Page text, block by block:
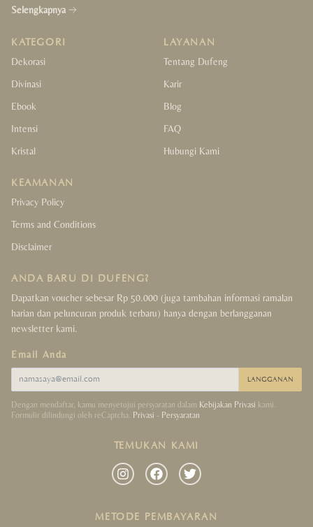
Lucky Coins Collection
Selengkapnya
KATEGORI
Dekorasi
Divinasi
Ebook
Intensi
Kristal
LAYANAN
Tentang Dufeng
Karir
Blog
FAQ
Hubungi Kami
KEAMANAN
Privacy Policy
Terms and Conditions
Disclaimer
ANDA BARU DI DUFENG?
Dapatkan voucher sebesar Rp 50.000 (juga tambahan informasi ramalan
harian dan peluncuran produk terbaru) hanya dengan berlangganan
newsletter kami.
Email Anda
LANGGANAN
Dengan mendaftar, kamu menyetujui persyaratan dalam Kebijakan Privasi kami.
Formulir dilindungi oleh reCaptcha. Privasi - Persyaratan
TEMUKAN KAMI
METODE PEMBAYARAN